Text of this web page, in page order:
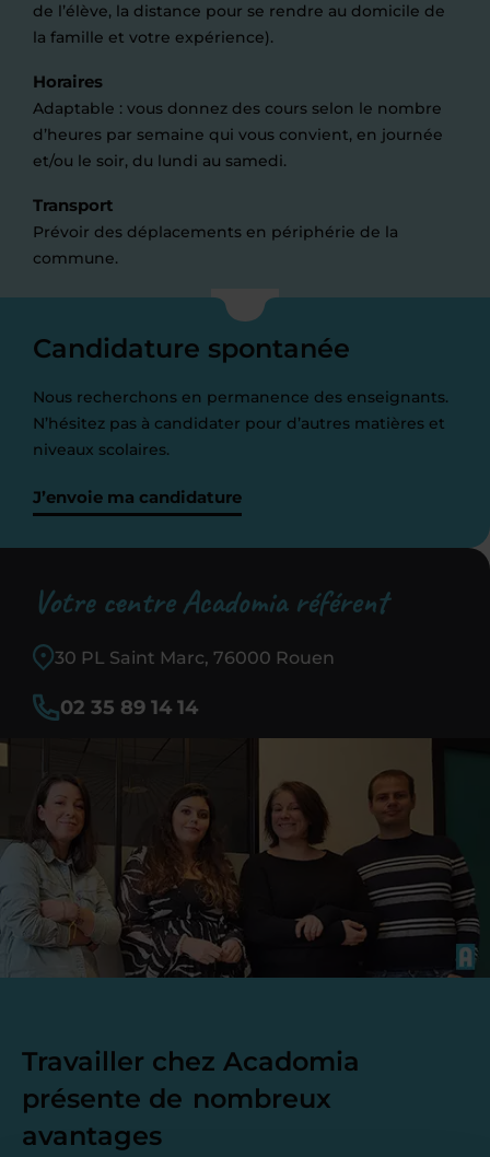
de l’élève, la distance pour se rendre au domicile de
la famille et votre expérience).
Horaires
Adaptable : vous donnez des cours selon le nombre
d’heures par semaine qui vous convient, en journée
et/ou le soir, du lundi au samedi.
Transport
Prévoir des déplacements en périphérie de la
commune.
Candidature spontanée
Nous recherchons en permanence des enseignants.
N’hésitez pas à candidater pour d’autres matières et
niveaux scolaires.
J’envoie ma candidature
Votre centre Acadomia référent
30 PL Saint Marc, 76000 Rouen
02 35 89 14 14
Travailler chez Acadomia
présente de nombreux
avantages